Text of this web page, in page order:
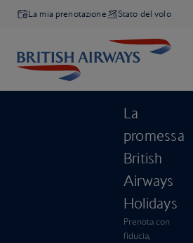
La mia prenotazione Stato del volo
La
promessa
British
Airways
Holidays
Prenota con
fiducia,